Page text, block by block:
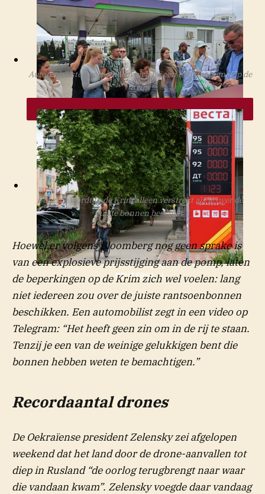
REUTERS
REUTERS
Automobilisten verzamelen zich bij een benzinepomp op de
Krim
REUTERS
Benzine wordt in de Krim alleen verstrekt als je over de
juiste bonnen beschikt
Hoewel er volgens Bloomberg nog geen sprake is
van een explosieve prijsstijging aan de pomp, laten
de beperkingen op de Krim zich wel voelen: lang
niet iedereen zou over de juiste rantsoenbonnen
beschikken. Een automobilist zegt in een video op
Telegram: “Het heeft geen zin om in de rij te staan.
Tenzij je een van de weinige gelukkigen bent die
bonnen hebben weten te bemachtigen.”
Recordaantal drones
De Oekraïense president Zelensky zei afgelopen
weekend dat het land door de drone-aanvallen tot
diep in Rusland “de oorlog terugbrengt naar waar
die vandaan kwam”. Zelensky voegde daar vandaag